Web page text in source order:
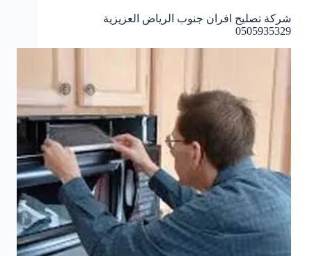
شركة تصليح افران جنوب الرياض العزيزية
0505935329